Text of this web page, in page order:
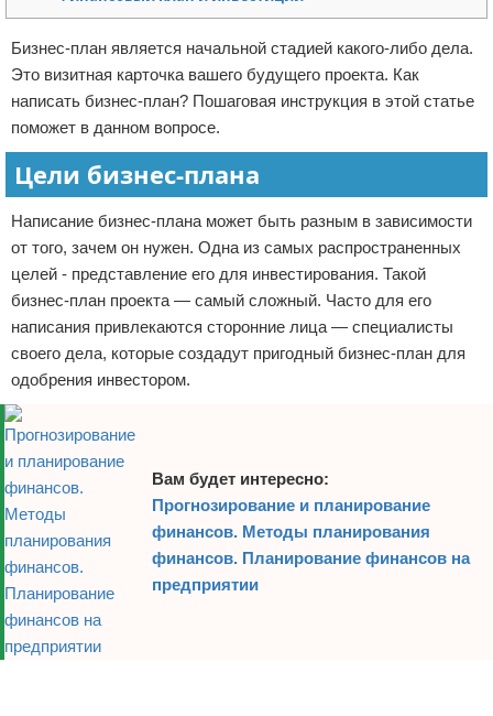
Обзоры услуг
Самосовершенствование
Деловое общение
Менеджмент
Бизнес-план является начальной стадией какого-либо дела.
Это визитная карточка вашего будущего проекта. Как
написать бизнес-план? Пошаговая инструкция в этой статье
поможет в данном вопросе.
Цели бизнес-плана
Написание бизнес-плана может быть разным в зависимости
от того, зачем он нужен. Одна из самых распространенных
целей - представление его для инвестирования. Такой
бизнес-план проекта — самый сложный. Часто для его
написания привлекаются сторонние лица — специалисты
своего дела, которые создадут пригодный бизнес-план для
одобрения инвестором.
Вам будет интересно:
Прогнозирование и планирование
финансов. Методы планирования
финансов. Планирование финансов на
предприятии